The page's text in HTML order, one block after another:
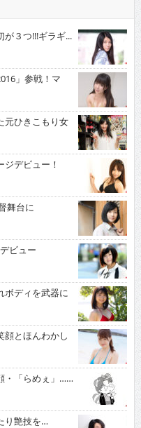
３つ!!!ギラギ...
」参戦！マ
ひきこもり女
デビュー！
舞台に
ビュー
ディを武器に
とほんわかし
・「らめぇ」……
り艶技を…